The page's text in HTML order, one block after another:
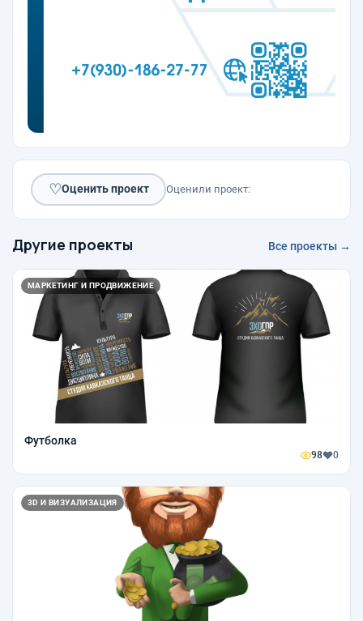
♡Оценить проект Оценили проект:
Другие проекты Все проекты →
МАРКЕТИНГ И ПРОДВИЖЕНИЕ
Футболка
98 0
3D И ВИЗУАЛИЗАЦИЯ